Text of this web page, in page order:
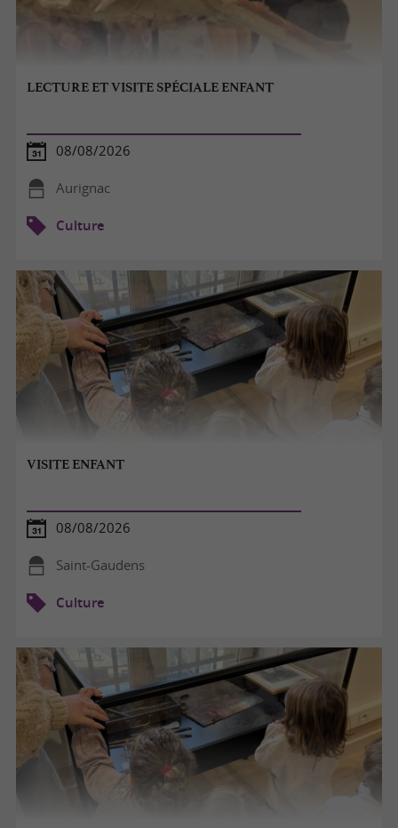
LECTURE ET VISITE SPÉCIALE ENFANT
08/08/2026
Aurignac
Culture
VISITE ENFANT
08/08/2026
Saint-Gaudens
Culture